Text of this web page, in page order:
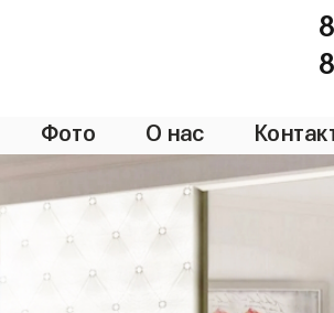
Фото О нас